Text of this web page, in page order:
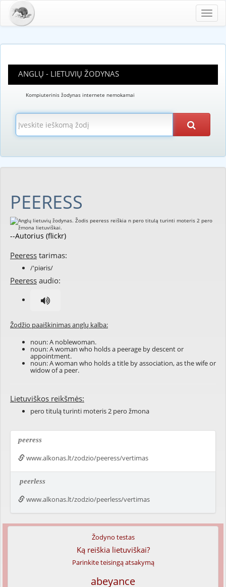
ANGLŲ - LIETUVIŲ ŽODYNAS
Kompiuterinis žodynas internete nemokamai
PEERESS
--Autorius (flickr)
Peeress tarimas:
/'piəris/
Peeress audio:
Žodžio paaiškinimas anglų kalba:
noun: A noblewoman.
noun: A woman who holds a peerage by descent or
appointment.
noun: A woman who holds a title by association, as the wife or
widow of a peer.
Lietuviškos reikšmės:
pero titulą turinti moteris 2 pero žmona
peeress
www.alkonas.lt/zodzio/peeress/vertimas
peerless
www.alkonas.lt/zodzio/peerless/vertimas
Žodyno testas
Ką reiškia lietuviškai?
Parinkite teisingą atsakymą
abeyance